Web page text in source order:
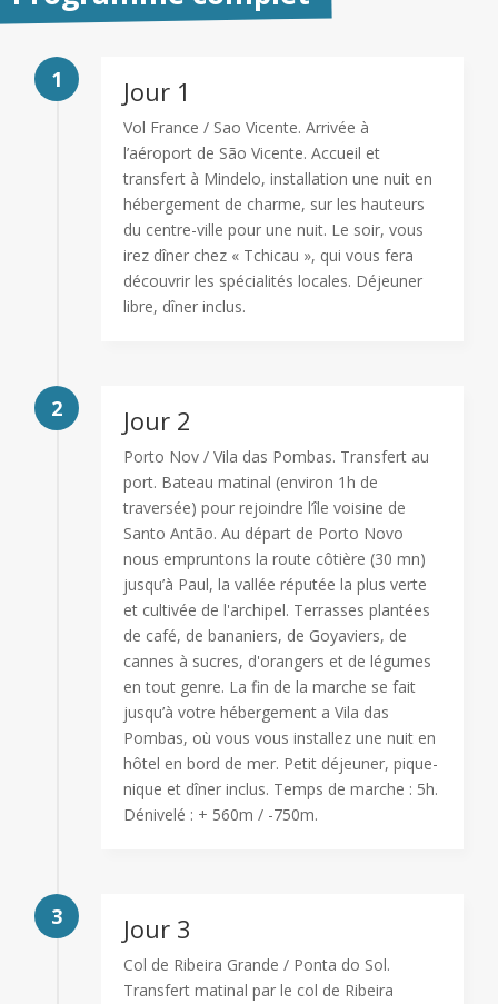
1 Jour 1
Vol France / Sao Vicente. Arrivée à
l’aéroport de São Vicente. Accueil et
transfert à Mindelo, installation une nuit en
hébergement de charme, sur les hauteurs
du centre-ville pour une nuit. Le soir, vous
irez dîner chez « Tchicau », qui vous fera
découvrir les spécialités locales. Déjeuner
libre, dîner inclus.
2 Jour 2
Porto Nov / Vila das Pombas. Transfert au
port. Bateau matinal (environ 1h de
traversée) pour rejoindre l’île voisine de
Santo Antão. Au départ de Porto Novo
nous empruntons la route côtière (30 mn)
jusqu’à Paul, la vallée réputée la plus verte
et cultivée de l'archipel. Terrasses plantées
de café, de bananiers, de Goyaviers, de
cannes à sucres, d'orangers et de légumes
en tout genre. La fin de la marche se fait
jusqu’à votre hébergement a Vila das
Pombas, où vous vous installez une nuit en
hôtel en bord de mer. Petit déjeuner, pique-
nique et dîner inclus. Temps de marche : 5h.
Dénivelé : + 560m / -750m.
3 Jour 3
Col de Ribeira Grande / Ponta do Sol.
Transfert matinal par le col de Ribeira